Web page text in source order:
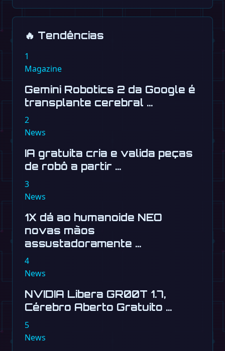
🔥 Tendências
1
Magazine
Gemini Robotics 2 da Google é
transplante cerebral …
2
News
IA gratuita cria e valida peças
de robô a partir …
3
News
1X dá ao humanoide NEO
novas mãos
assustadoramente …
4
News
NVIDIA Libera GR00T 1.7,
Cérebro Aberto Gratuito …
5
News